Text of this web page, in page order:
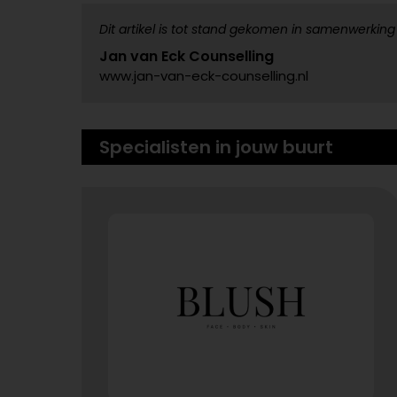
Dit artikel is tot stand gekomen in
Jan van Eck Counselling
www.jan-van-eck-counselling.nl
Specialisten in jouw buurt